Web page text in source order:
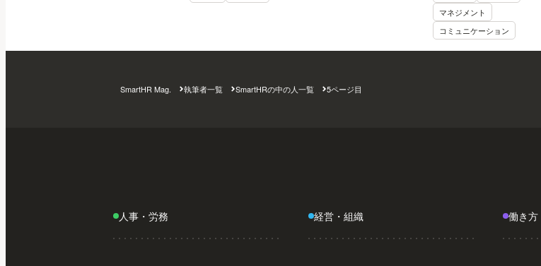
マネジメント
コミュニケーション
SmartHR Mag. 執筆者一覧 SmartHRの中の人一覧 5ページ目
人事・労務 経営・組織 働き方